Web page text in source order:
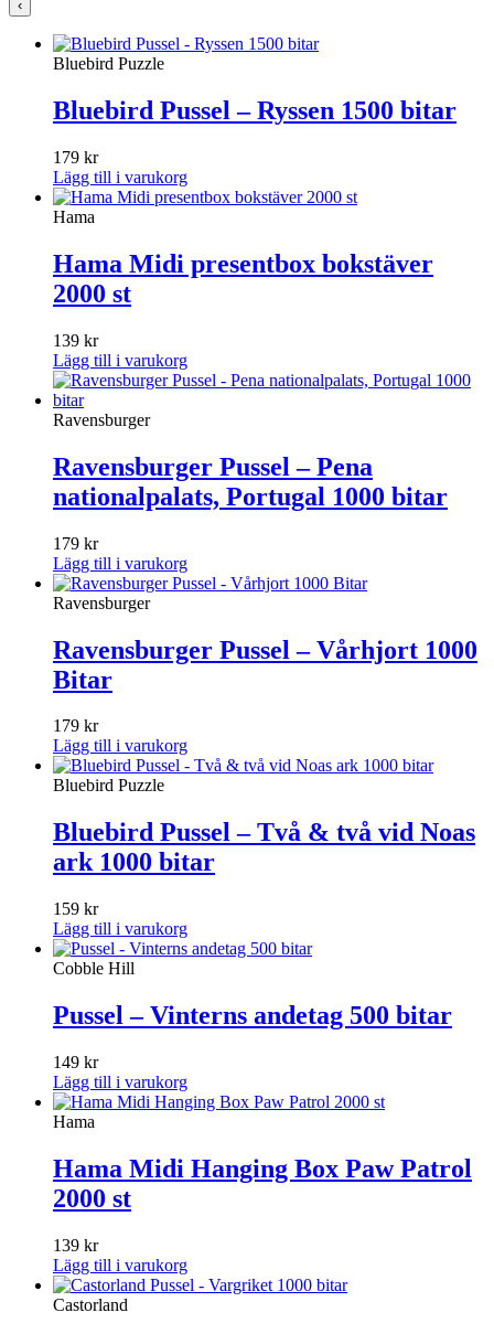
‹
Bluebird Puzzle
Bluebird Pussel – Ryssen 1500 bitar
179 kr
Lägg till i varukorg
Hama
Hama Midi presentbox bokstäver
2000 st
139 kr
Lägg till i varukorg
Ravensburger
Ravensburger Pussel – Pena
nationalpalats, Portugal 1000 bitar
179 kr
Lägg till i varukorg
Ravensburger
Ravensburger Pussel – Vårhjort 1000
Bitar
179 kr
Lägg till i varukorg
Bluebird Puzzle
Bluebird Pussel – Två & två vid Noas
ark 1000 bitar
159 kr
Lägg till i varukorg
Cobble Hill
Pussel – Vinterns andetag 500 bitar
149 kr
Lägg till i varukorg
Hama
Hama Midi Hanging Box Paw Patrol
2000 st
139 kr
Lägg till i varukorg
Castorland